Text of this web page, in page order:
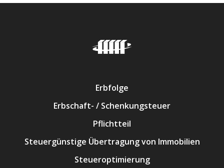
Erbfolge
Erbschaft- / Schenkungsteuer
Pflichtteil
Steuergünstige Übertragung von Immobilien
Steueroptimierung